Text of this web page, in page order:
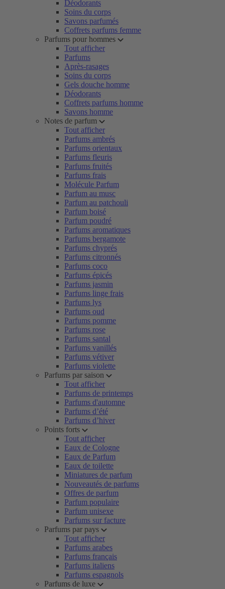
Déodorants
Soins du corps
Savons parfumés
Coffrets parfums femme
Parfums pour hommes
Tout afficher
Parfums
Après-rasages
Soins du corps
Gels douche homme
Déodorants
Coffrets parfums homme
Savons homme
Notes de parfum
Tout afficher
Parfums ambrés
Parfums orientaux
Parfums fleuris
Parfums fruités
Parfums frais
Molécule Parfum
Parfum au musc
Parfum au patchouli
Parfum boisé
Parfum poudré
Parfums aromatiques
Parfums bergamote
Parfums chyprés
Parfums citronnés
Parfums coco
Parfums épicés
Parfums jasmin
Parfums linge frais
Parfums lys
Parfums oud
Parfums pomme
Parfums rose
Parfums santal
Parfums vanillés
Parfums vétiver
Parfums violette
Parfums par saison
Tout afficher
Parfums de printemps
Parfums d'automne
Parfums d’été
Parfums d’hiver
Points forts
Tout afficher
Eaux de Cologne
Eaux de Parfum
Eaux de toilette
Miniatures de parfum
Nouveautés de parfums
Offres de parfum
Parfum populaire
Parfum unisexe
Parfums sur facture
Parfums par pays
Tout afficher
Parfums arabes
Parfums français
Parfums italiens
Parfums espagnols
Parfums de luxe